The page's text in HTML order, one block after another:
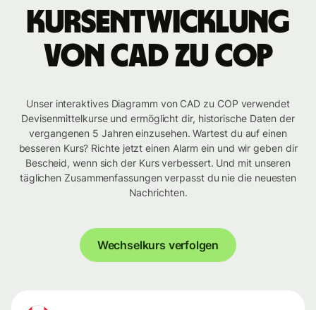
Kursentwicklung
von CAD zu COP
Unser interaktives Diagramm von CAD zu COP verwendet
Devisenmittelkurse und ermöglicht dir, historische Daten der
vergangenen 5 Jahren einzusehen. Wartest du auf einen
besseren Kurs? Richte jetzt einen Alarm ein und wir geben dir
Bescheid, wenn sich der Kurs verbessert. Und mit unseren
täglichen Zusammenfassungen verpasst du nie die neuesten
Nachrichten.
Wechselkurs verfolgen